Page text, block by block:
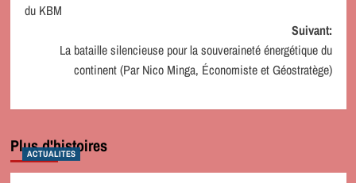
du KBM
Suivant:
La bataille silencieuse pour la souveraineté énergétique du
continent (Par Nico Minga, Économiste et Géostratège)
Plus d'histoires
ACTUALITES